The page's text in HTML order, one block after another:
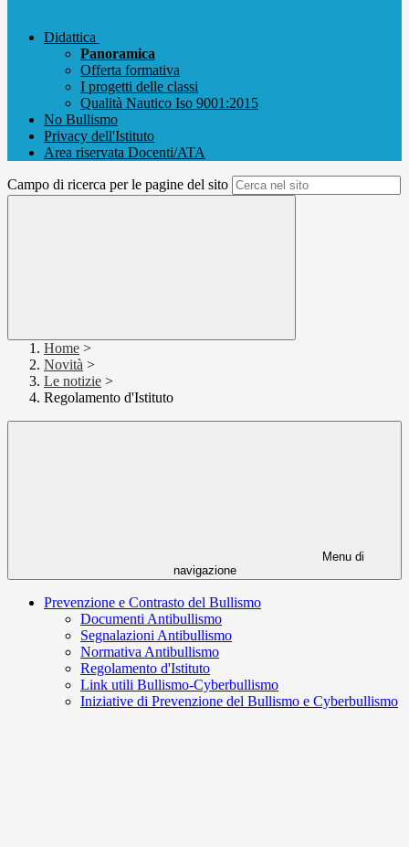
Didattica
Panoramica
Offerta formativa
I progetti delle classi
Qualità Nautico Iso 9001:2015
No Bullismo
Privacy dell'Istituto
Area riservata Docenti/ATA
Campo di ricerca per le pagine del sito
Home >
Novità >
Le notizie >
Regolamento d'Istituto
Menu di
navigazione
Prevenzione e Contrasto del Bullismo
Documenti Antibullismo
Segnalazioni Antibullismo
Normativa Antibullismo
Regolamento d'Istituto
Link utili Bullismo-Cyberbullismo
Iniziative di Prevenzione del Bullismo e Cyberbullismo